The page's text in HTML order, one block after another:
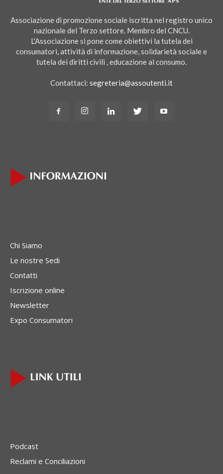
Associazione di promozione sociale iscritta nel registro unico
nazionale del Terzo settore. Membro del CNCU.
L'Associazione si pone come obiettivi la tutela dei
consumatori, attività di informazione, solidarietà sociale e
tutela dei diritti civili , educazione al consumo.
Contattaci: segreteria@assoutenti.it
Chi Siamo
Le nostre Sedi
Contatti
Iscrizione online
Newsletter
Expo Consumatori
Podcast
Reclami e Conciliazioni